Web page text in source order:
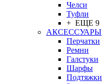
Челси
Туфли
+ ЕЩЕ 9
АКСЕССУАРЫ
Перчатки
Ремни
Галстуки
Шарфы
Подтяжки